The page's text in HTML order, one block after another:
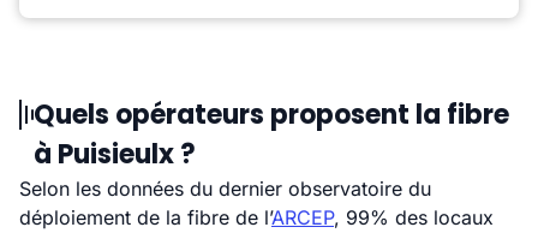
Quels opérateurs proposent la fibre
à Puisieulx ?
Selon les données du dernier observatoire du
déploiement de la fibre de l’ARCEP, 99% des locaux